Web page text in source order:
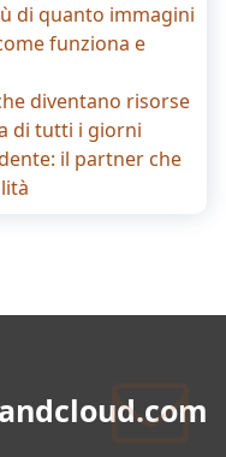
di quanto immagini
funziona e
diventano risorse
di tutti i giorni
il partner che